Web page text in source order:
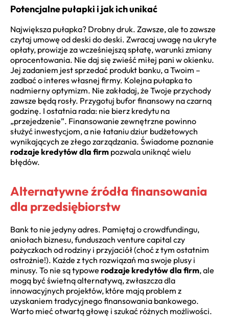
Potencjalne pułapki i jak ich unikać
Największa pułapka? Drobny druk. Zawsze, ale to zawsze
czytaj umowę od deski do deski. Zwracaj uwagę na ukryte
opłaty, prowizje za wcześniejszą spłatę, warunki zmiany
oprocentowania. Nie daj się zwieść miłej pani w okienku.
Jej zadaniem jest sprzedać produkt banku, a Twoim –
zadbać o interes własnej firmy. Kolejna pułapka to
nadmierny optymizm. Nie zakładaj, że Twoje przychody
zawsze będą rosły. Przygotuj bufor finansowy na czarną
godzinę. I ostatnia rada: nie bierz kredytu na
„przejedzenie”. Finansowanie zewnętrzne powinno
służyć inwestycjom, a nie łataniu dziur budżetowych
wynikających ze złego zarządzania. Świadome poznanie
rodzaje kredytów dla firm pozwala uniknąć wielu
błędów.
Alternatywne źródła finansowania
dla przedsiębiorstw
Bank to nie jedyny adres. Pamiętaj o crowdfundingu,
aniołach biznesu, funduszach venture capital czy
pożyczkach od rodziny i przyjaciół (choć z tym ostatnim
ostrożnie!). Każde z tych rozwiązań ma swoje plusy i
minusy. To nie są typowe rodzaje kredytów dla firm, ale
mogą być świetną alternatywą, zwłaszcza dla
innowacyjnych projektów, które mają problem z
uzyskaniem tradycyjnego finansowania bankowego.
Warto mieć otwartą głowę i szukać różnych możliwości.